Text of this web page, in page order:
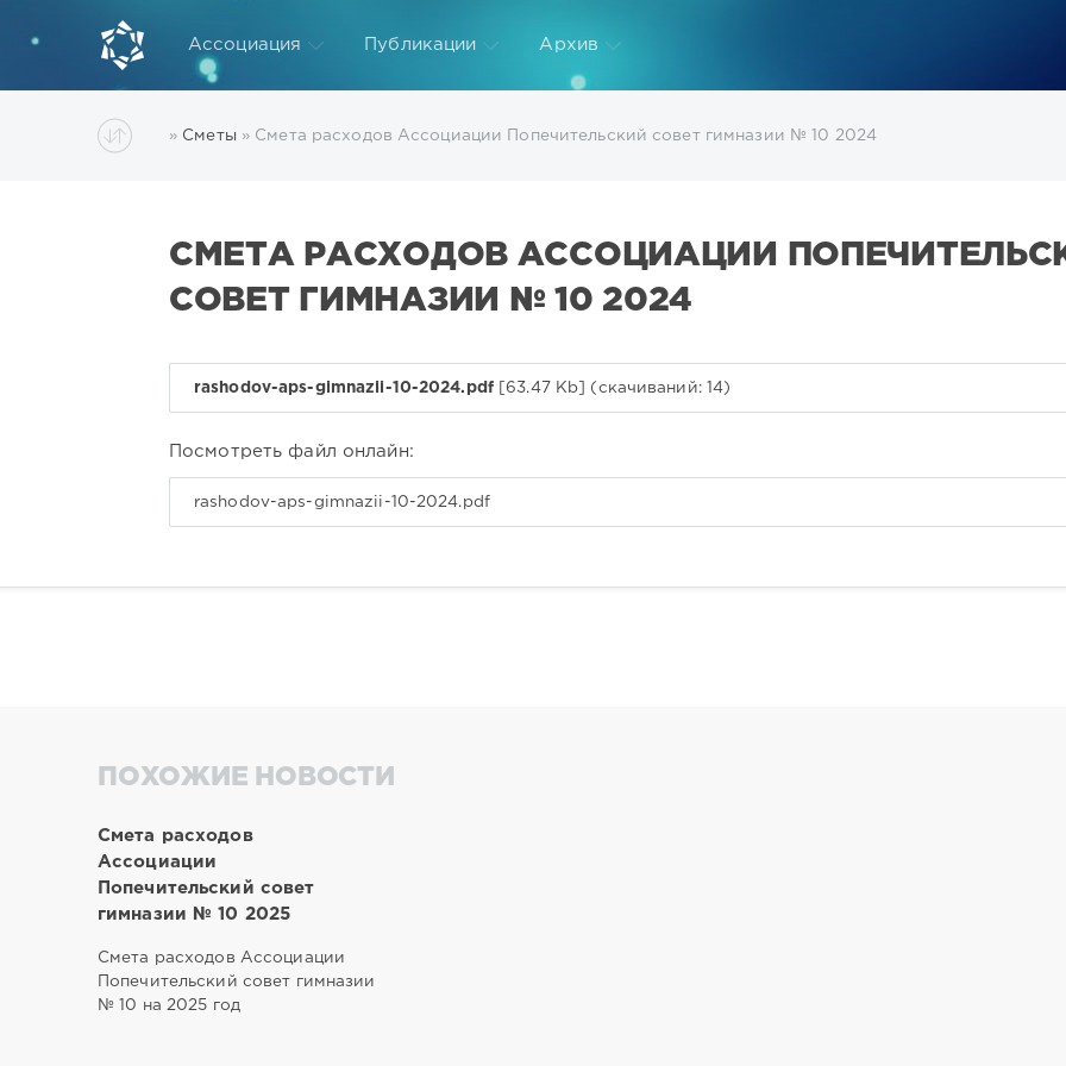
Ассоциация Публикации Архив
» Сметы » Смета расходов Ассоциации Попечительский совет гимназии № 10 2024
СМЕТА РАСХОДОВ АССОЦИАЦИИ
СОВЕТ ГИМНАЗИИ № 10 2024
rashodov-aps-gimnazii-10-2024.pdf[63.47 Kb] (cкачиваний: 14)
Посмотреть файл онлайн:
rashodov-aps-gimnazii-10-2024.pdf
ПОХОЖИЕ НОВОСТИ
Смета расходов
Ассоциации
Попечительский совет
гимназии № 10 2025
Смета расходов Ассоциации
Попечительский совет гимназии
№ 10 на 2025 год